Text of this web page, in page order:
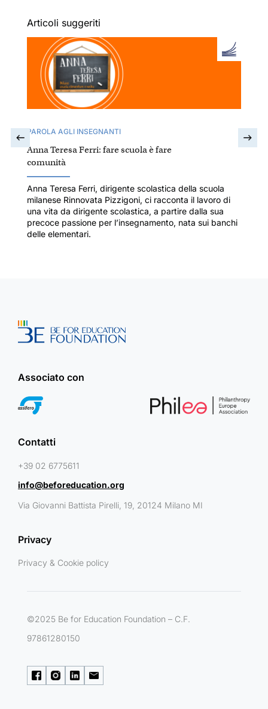
Articoli suggeriti
PAROLA AGLI INSEGNANTI
Anna Teresa Ferri: fare scuola è fare
comunità
Anna Teresa Ferri, dirigente scolastica della scuola
milanese Rinnovata Pizzigoni, ci racconta il lavoro di
una vita da dirigente scolastica, a partire dalla sua
precoce passione per l’insegnamento, nata sui banchi
delle elementari.
Associato con
Contatti
+39 02 6775611
info@beforeducation.org
Via Giovanni Battista Pirelli, 19, 20124 Milano MI
Privacy
Privacy & Cookie policy
©2025 Be for Education Foundation – C.F.
97861280150